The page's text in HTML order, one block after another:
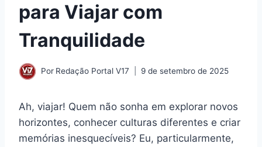
para Viajar com
Tranquilidade
Por Redação Portal V17 9 de setembro de 2025
Ah, viajar! Quem não sonha em explorar novos
horizontes, conhecer culturas diferentes e criar
memórias inesquecíveis? Eu, particularmente,